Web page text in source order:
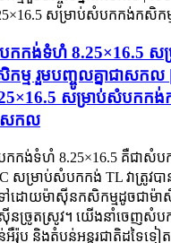
កកង់ទំហំ 8.25×16.5 ស
កម្ម រួមបញ្ចូលគ្នាជាស
សម្រាប់សំបកកង់
សកល
កង់ទំហំ 8.25×16.5 គឺជាសំបក
សម្រាប់សំបកកង់ TL វាត្រូវបា
ដោយម៉ាស៊ីនកសិកម្មដូចជាម៉ា
នច្រូតស្រូវ។ យើងនាំចេញសំប
អឺរ៉ុប និងតំបន់អន្តរជាតិដទៃទៀ